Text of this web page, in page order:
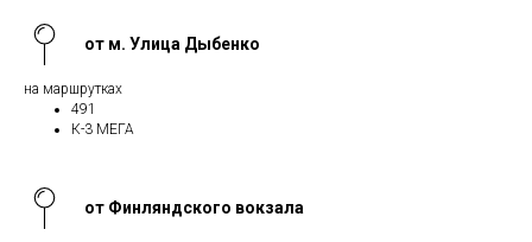
от м. Улица Дыбенко
на маршрутках
491
К-3 МЕГА
от Финляндского вокзала